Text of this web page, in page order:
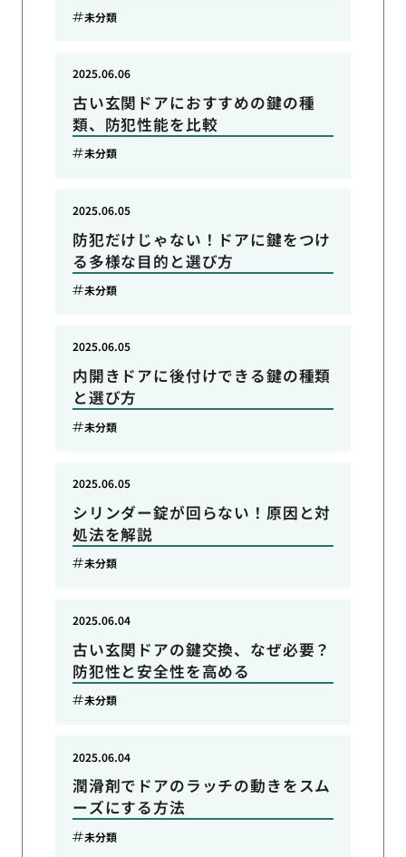
未分類
古い玄関ドアにおすすめの鍵の種
類、防犯性能を比較
2025.06.06
未分類
防犯だけじゃない！ドアに鍵をつけ
る多様な目的と選び方
2025.06.05
未分類
内開きドアに後付けできる鍵の種類
と選び方
2025.06.05
未分類
シリンダー錠が回らない！原因と対
処法を解説
2025.06.05
未分類
古い玄関ドアの鍵交換、なぜ必要？
防犯性と安全性を高める
2025.06.04
未分類
潤滑剤でドアのラッチの動きをスム
ーズにする方法
2025.06.04
未分類